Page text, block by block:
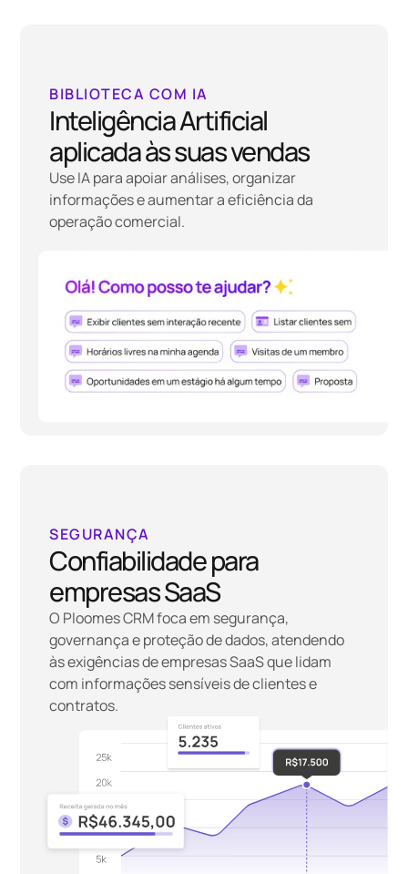
BIBLIOTECA COM IA
Inteligência Artificial
aplicada às suas vendas
Use IA para apoiar análises, organizar
informações e aumentar a eficiência da
operação comercial.
SEGURANÇA
Confiabilidade para
empresas SaaS
O Ploomes CRM foca em segurança,
governança e proteção de dados, atendendo
às exigências de empresas SaaS que lidam
com informações sensíveis de clientes e
contratos.